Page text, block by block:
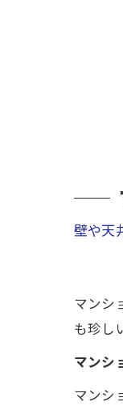
壁や天
マンシ
も珍し
マンシ
マンシ